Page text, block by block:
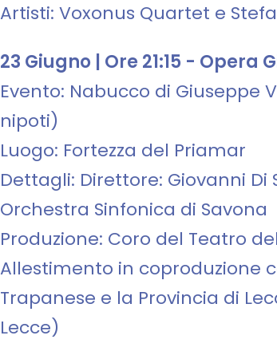
Artisti: Voxonus Quartet e
23 Giugno | Ore 21:15 - Opera
Evento: Nabucco di Giuseppe
nipoti)
Luogo: Fortezza del Priamar
Dettagli: Direttore: Giovanni Di
Orchestra Sinfonica di Savona
Produzione: Coro del Teatro
Allestimento in coproduzione
Trapanese e la Provincia di
Lecce)